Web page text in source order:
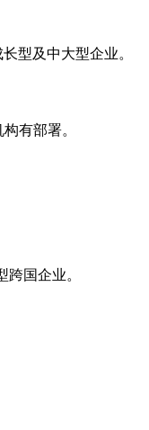
型及中大型企业。
有部署。
国企业。